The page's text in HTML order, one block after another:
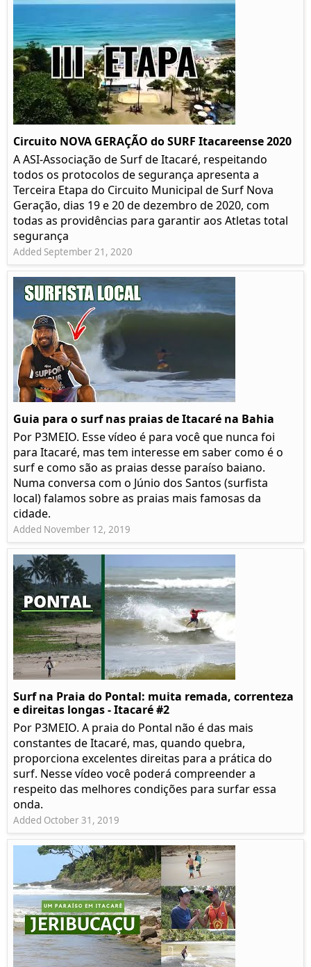
Circuito NOVA GERAÇÃO do SURF Itacareense 2020
A ASI-Associação de Surf de Itacaré, respeitando
todos os protocolos de segurança apresenta a
Terceira Etapa do Circuito Municipal de Surf Nova
Geração, dias 19 e 20 de dezembro de 2020, com
todas as providências para garantir aos Atletas total
segurança
Added September 21, 2020
Guia para o surf nas praias de Itacaré na Bahia
Por P3MEIO. Esse vídeo é para você que nunca foi
para Itacaré, mas tem interesse em saber como é o
surf e como são as praias desse paraíso baiano.
Numa conversa com o Júnio dos Santos (surfista
local) falamos sobre as praias mais famosas da
cidade.
Added November 12, 2019
Surf na Praia do Pontal: muita remada, correnteza
e direitas longas - Itacaré #2
Por P3MEIO. A praia do Pontal não é das mais
constantes de Itacaré, mas, quando quebra,
proporciona excelentes direitas para a prática do
surf. Nesse vídeo você poderá compreender a
respeito das melhores condições para surfar essa
onda.
Added October 31, 2019